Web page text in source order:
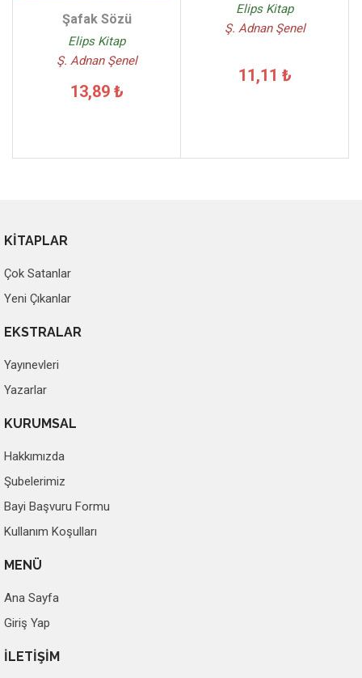
Şafak Sözü
Elips Kitap
Ş. Adnan Şenel
13,89 ₺
Elips Kitap
Ş. Adnan Şenel
11,11 ₺
KİTAPLAR
Çok Satanlar
Yeni Çıkanlar
EKSTRALAR
Yayınevleri
Yazarlar
KURUMSAL
Hakkımızda
Şubelerimiz
Bayi Başvuru Formu
Kullanım Koşulları
MENÜ
Ana Sayfa
Giriş Yap
İLETİŞİM